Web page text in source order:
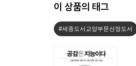
이 상품의 태그
#세종도서교양부문선정도서